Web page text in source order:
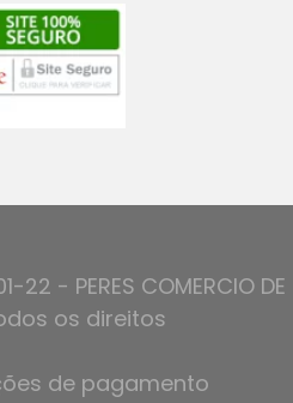
- PERES COMERCIO DE
os direitos
de pagamento